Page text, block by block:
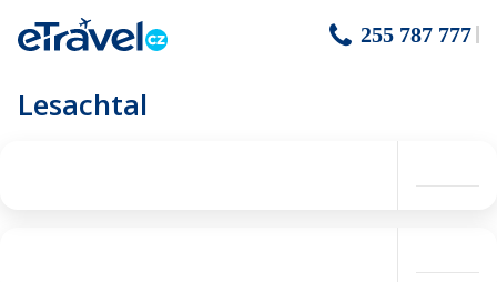
255 787 777
Lesachtal